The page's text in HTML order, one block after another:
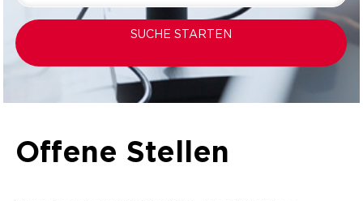
SUCHE STARTEN
Offene Stellen